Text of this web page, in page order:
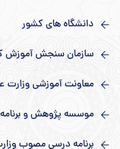
دانشگاه های کشور
سازمان سنجش آموزش
معاونت آموزشی وزارت
موسسه پژوهش و
برنامه درسی مصوب